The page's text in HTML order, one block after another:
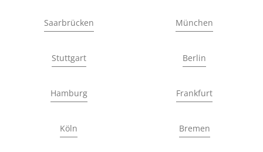
Saarbrücken München
Stuttgart Berlin
Hamburg Frankfurt
Köln Bremen